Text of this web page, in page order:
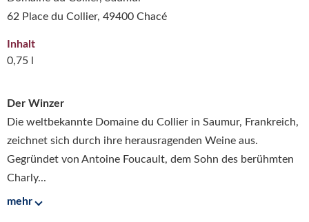
Der Winzer
Die weltbekannte Domaine du Collier in Saumur, Frankreich,
zeichnet sich durch ihre herausragenden Weine aus.
Gegründet von Antoine Foucault, dem Sohn des berühmten
Charly...
mehr
62 Place du Collier, 49400 Chacé
Inhalt
0,75 l